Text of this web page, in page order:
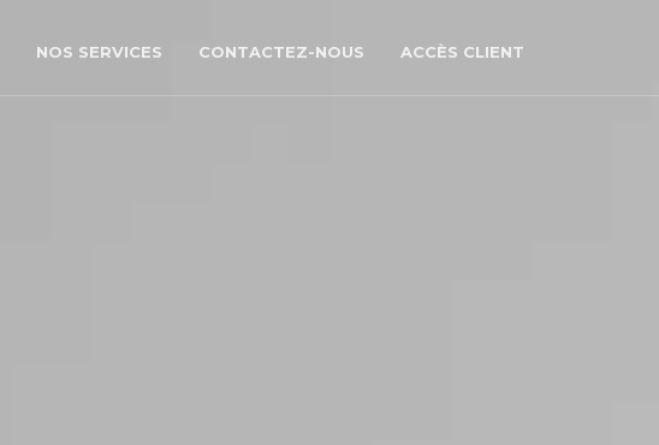
NOS SERVICES CONTACTEZ-NOUS ACCÈS CLIENT